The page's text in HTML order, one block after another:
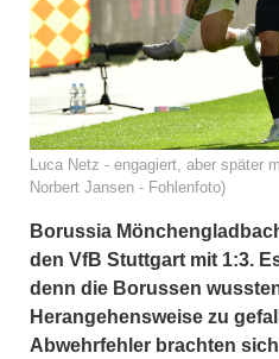
Luca Netz - engagiert, aber später
Norbert Jansen - Fohlenfoto)
Borussia
den VfB Stuttgart mit 1:3.
denn die Borussen
Herangehensweise zu
Abwehrfehler brachten